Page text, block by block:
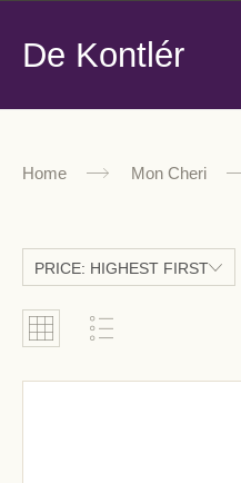
De Kontlér
Home Mon Cheri
PRICE: HIGHEST FIRST